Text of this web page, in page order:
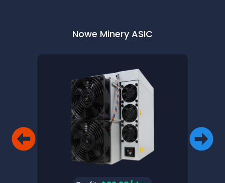
Nowe Minery ASIC